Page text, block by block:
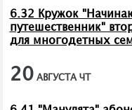
6.32 Кружок
путешественник"
для многодетных
20АВГУСТА ЧТ